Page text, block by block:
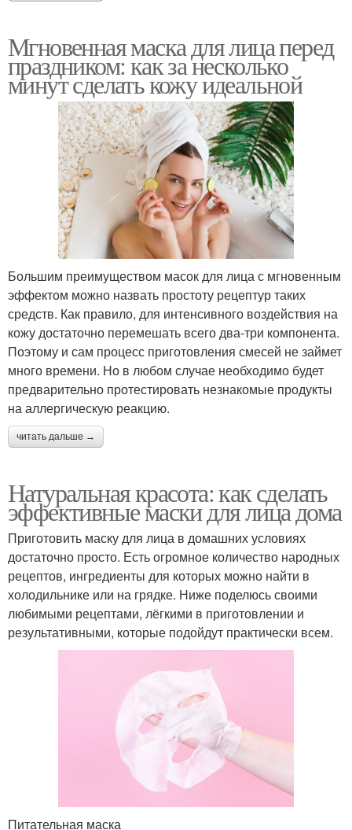
Мгновенная маска для лица перед
праздником: как за несколько
минут сделать кожу идеальной
Большим преимуществом масок для лица с мгновенным
эффектом можно назвать простоту рецептур таких
средств. Как правило, для интенсивного воздействия на
кожу достаточно перемешать всего два-три компонента.
Поэтому и сам процесс приготовления смесей не займет
много времени. Но в любом случае необходимо будет
предварительно протестировать незнакомые продукты
на аллергическую реакцию.
читать дальше →
Натуральная красота: как сделать
эффективные маски для лица дома
Приготовить маску для лица в домашних условиях
достаточно просто. Есть огромное количество народных
рецептов, ингредиенты для которых можно найти в
холодильнике или на грядке. Ниже поделюсь своими
любимыми рецептами, лёгкими в приготовлении и
результативными, которые подойдут практически всем.
Питательная маска